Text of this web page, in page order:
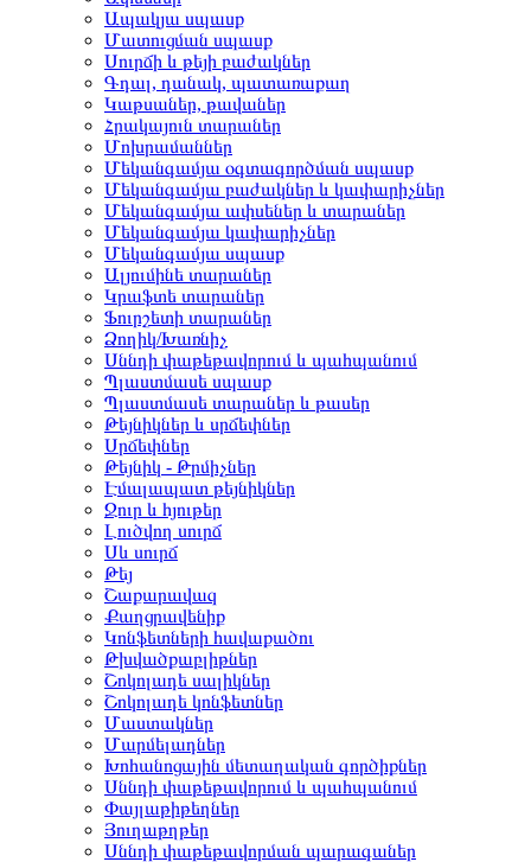
Ապակյա սպասք
Մատուցման սպասք
Սուրճի և թեյի բաժակներ
Գդալ, դանակ, պատառաքաղ
Կաթսաներ, թավաներ
Հրակայուն տարաներ
Մոխրամաններ
Մեկանգամյա օգտագործման սպասք
Մեկանգամյա բաժակներ և կափարիչներ
Մեկանգամյա ափսեներ և տարաներ
Մեկանգամյա կափարիչներ
Մեկանգամյա սպասք
Ալյումինե տարաներ
Կրաֆտե տարաներ
Ֆուրշետի տարաներ
Ձողիկ/Խառնիչ
Սննդի փաթեթավորում և պահպանում
Պլաստմասե սպասք
Պլաստմասե տարաներ և թասեր
Թեյնիկներ և սրճեփներ
Սրճեփներ
Թեյնիկ - Թրմիչներ
Էմալապատ թեյնիկներ
Ջուր և հյութեր
Լուծվող սուրճ
Սև սուրճ
Թեյ
Շաքարավազ
Քաղցրավենիք
Կոնֆետների հավաքածու
Թխվածքաբլիթներ
Շոկոլադե սալիկներ
Շոկոլադե կոնֆետներ
Մաստակներ
Մարմելադներ
Խոհանոցային մետաղական գործիքներ
Սննդի փաթեթավորում և պահպանում
Փայլաթիթեղներ
Յուղաթղթեր
Սննդի փաթեթավորման պարագաներ